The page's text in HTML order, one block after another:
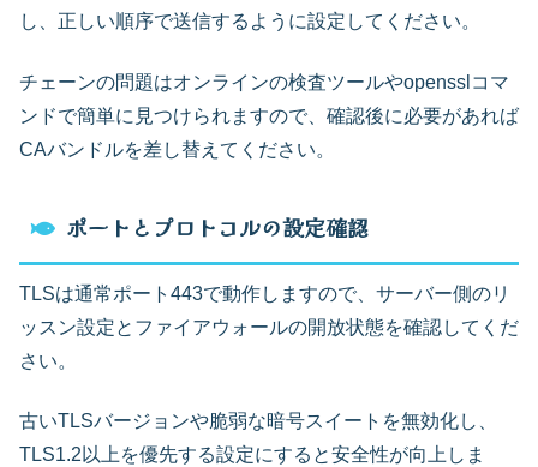
し、正しい順序で送信するように設定してください。
チェーンの問題はオンラインの検査ツールやopensslコマ
ンドで簡単に見つけられますので、確認後に必要があれば
CAバンドルを差し替えてください。
ポートとプロトコルの設定確認
TLSは通常ポート443で動作しますので、サーバー側のリ
ッスン設定とファイアウォールの開放状態を確認してくだ
さい。
古いTLSバージョンや脆弱な暗号スイートを無効化し、
TLS1.2以上を優先する設定にすると安全性が向上しま